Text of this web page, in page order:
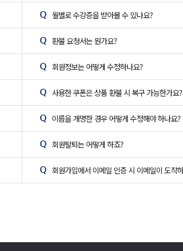
월별로 수강증을 받아볼 수 있나요?
환불 요청서는 뭔가요?
회원정보는 어떻게 수정하나요?
사용한 쿠폰은 상품 환불 시 복구 가능한가요?
이름을 개명한 경우 어떻게 수정해야 하나요?
회원탈퇴는 어떻게 하죠?
회원가입에서 이메일 인증 시 이메일이 도착